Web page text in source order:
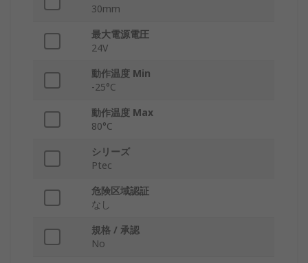
30mm
最大電源電圧
24V
動作温度 Min
-25°C
動作温度 Max
80°C
シリーズ
Ptec
危険区域認証
なし
規格 / 承認
No